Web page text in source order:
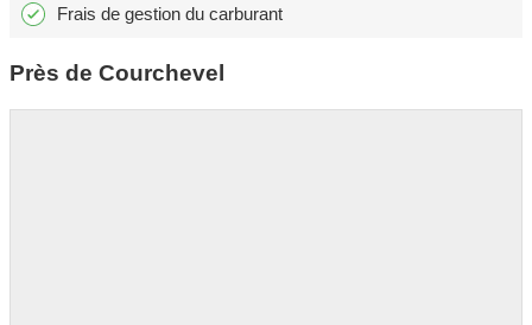
Frais de gestion du carburant
Près de Courchevel